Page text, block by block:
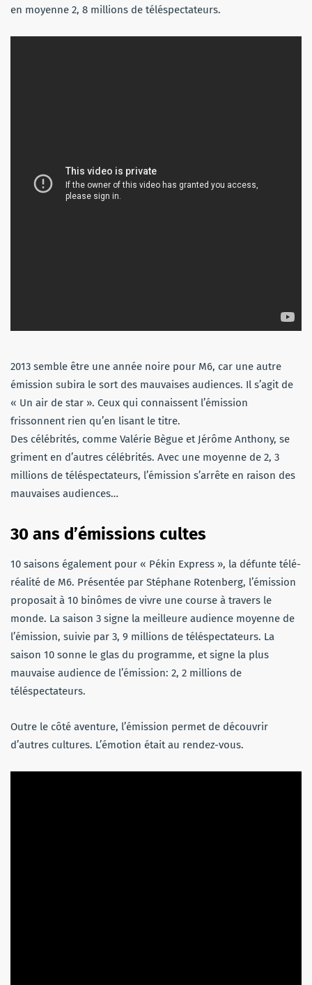
en moyenne 2, 8 millions de téléspectateurs.
2013 semble être une année noire pour M6, car une autre
émission subira le sort des mauvaises audiences. Il s’agit de
« Un air de star ». Ceux qui connaissent l’émission
frissonnent rien qu’en lisant le titre.
Des célébrités, comme Valérie Bègue et Jérôme Anthony, se
griment en d’autres célébrités. Avec une moyenne de 2, 3
millions de téléspectateurs, l’émission s’arrête en raison des
mauvaises audiences…
30 ans d’émissions cultes
10 saisons également pour « Pékin Express », la défunte télé-
réalité de M6. Présentée par Stéphane Rotenberg, l’émission
proposait à 10 binômes de vivre une course à travers le
monde. La saison 3 signe la meilleure audience moyenne de
l’émission, suivie par 3, 9 millions de téléspectateurs. La
saison 10 sonne le glas du programme, et signe la plus
mauvaise audience de l’émission: 2, 2 millions de
téléspectateurs.
Outre le côté aventure, l’émission permet de découvrir
d’autres cultures. L’émotion était au rendez-vous.